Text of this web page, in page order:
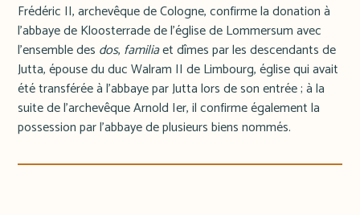
Frédéric II, archevêque de Cologne, confirme la donation à
l'abbaye de Kloosterrade de l'église de Lommersum avec
l'ensemble des dos, familiaet dîmes par les descendants de
Jutta, épouse du duc Walram II de Limbourg, église qui avait
été transférée à l'abbaye par Jutta lors de son entrée ; à la
suite de l'archevêque Arnold Ier, il confirme également la
possession par l'abbaye de plusieurs biens nommés.